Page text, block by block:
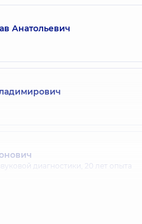
Анатольевич
диагностики, 20 лет опыта